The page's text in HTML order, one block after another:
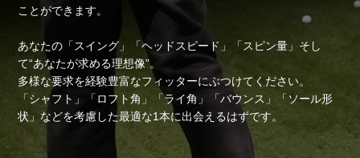
ことができます。
あなたの「スイング」「ヘッドスピード」「スピン量」そし
て“あなたが求める理想像”。
多様な要求を経験豊富なフィッターにぶつけてください。
「シャフト」「ロフト角」「ライ角」「バウンス」「ソール形
状」などを考慮した最適な1本に出会えるはずです。